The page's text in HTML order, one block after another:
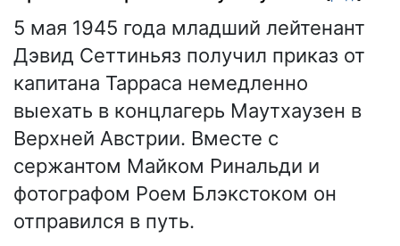
5 мая 1945 года младший лейтенант
Дэвид Сеттиньяз получил приказ от
капитана Тарраса немедленно
выехать в концлагерь Маутхаузен в
Верхней Австрии. Вместе с
сержантом Майком Ринальди и
фотографом Роем Блэкстоком он
отправился в путь.